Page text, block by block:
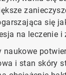
się
na leczenie
naukowe
i stan skóry